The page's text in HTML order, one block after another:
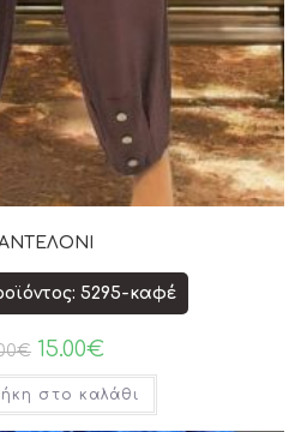
5295-καφέ
€ 15.00€
στο καλάθι